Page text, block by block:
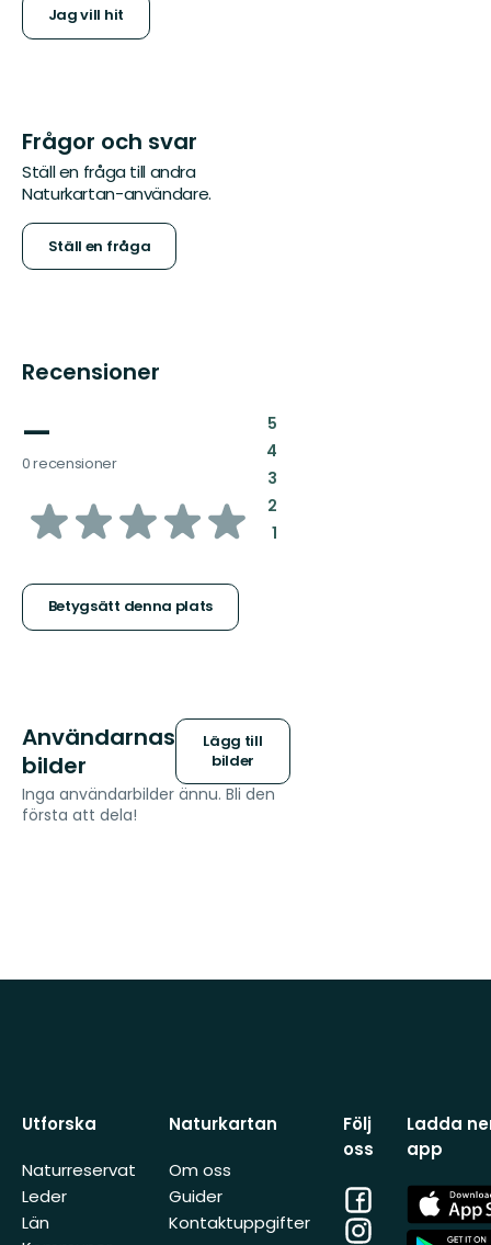
Jag vill hit
Frågor och svar
Ställ en fråga till andra
Naturkartan-användare.
Ställ en fråga
Recensioner
—
0 recensioner
av
stjärnor
Betygsätt denna plats
5:
4:
3:
2:
1:
Användarnas
bilder
Lägg till
bilder
Inga användarbilder ännu. Bli den
första att dela!
Utforska
Naturreservat
Leder
Län
Naturkartan
Om oss
Guider
Kontaktuppgifter
Följ
oss
Facebook
Instagram
Ladda
app
App
Store